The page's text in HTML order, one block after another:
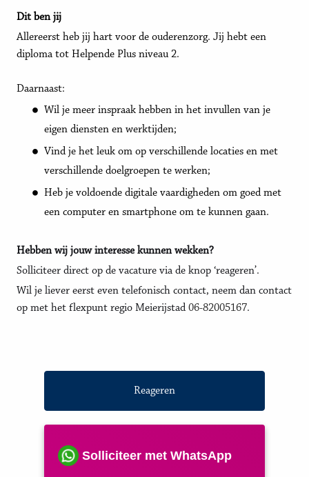
Dit ben jij
Allereerst heb jij hart voor de ouderenzorg. Jij hebt een
diploma tot Helpende Plus niveau 2.
Daarnaast:
Wil je meer inspraak hebben in het invullen van je
eigen diensten en werktijden;
Vind je het leuk om op verschillende locaties en met
verschillende doelgroepen te werken;
Heb je voldoende digitale vaardigheden om goed met
een computer en smartphone om te kunnen gaan.
Hebben wij jouw interesse kunnen wekken?
Solliciteer direct op de vacature via de knop ‘reageren’.
Wil je liever eerst even telefonisch contact, neem dan contact
op met het flexpunt regio Meierijstad06-82005167.
Reageren
Solliciteer met WhatsApp